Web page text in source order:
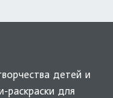
детей и
раскраски для